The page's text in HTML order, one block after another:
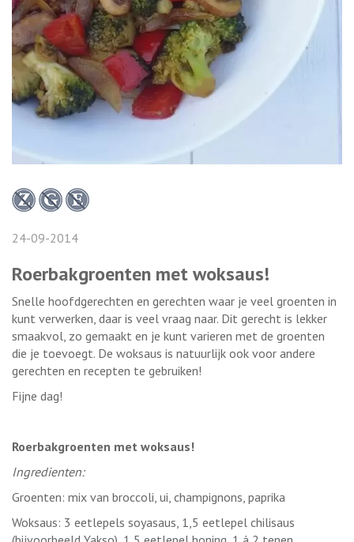
24-09-2014
Roerbakgroenten met woksaus!
Snelle hoofdgerechten en gerechten waar je veel groenten in
kunt verwerken, daar is veel vraag naar. Dit gerecht is lekker
smaakvol, zo gemaakt en je kunt varieren met de groenten
die je toevoegt. De woksaus is natuurlijk ook voor andere
gerechten en recepten te gebruiken!
Fijne dag!
Roerbakgroenten met woksaus!
Ingredienten:
Groenten: mix van broccoli, ui, champignons, paprika
Woksaus: 3 eetlepels soyasaus, 1,5 eetlepel chilisaus